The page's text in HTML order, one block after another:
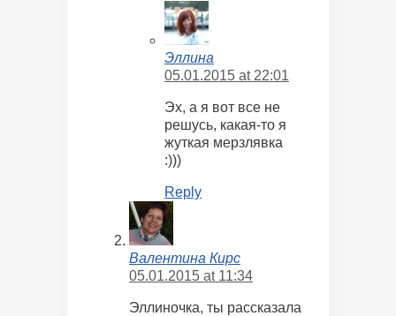
Эллина
05.01.2015 at 22:01
Эх, а я вот все не
решусь, какая-то я
жуткая мерзлявка
:)))
Reply
Валентина Кирс
05.01.2015 at 11:34
Эллиночка, ты рассказала